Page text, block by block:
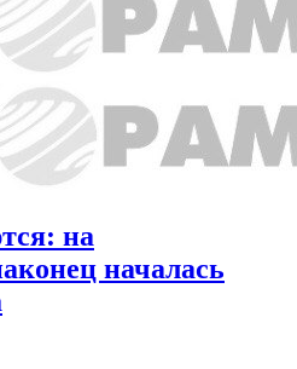
на
началась